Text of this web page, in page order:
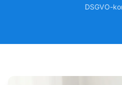
DSGVO-